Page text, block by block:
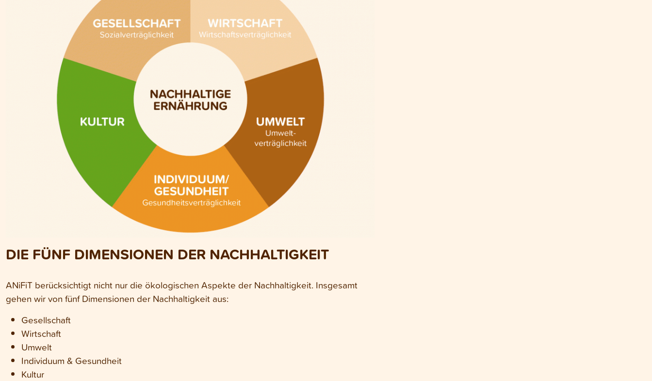
DIE FÜNF DIMENSIONEN DER NACHHALTIGKEIT
ANiFiT berücksichtigt nicht nur die ökologischen Aspekte der Nachhaltigkeit. Insgesamt
gehen wir von fünf Dimensionen der Nachhaltigkeit aus:
Gesellschaft
Wirtschaft
Umwelt
Individuum & Gesundheit
Kultur